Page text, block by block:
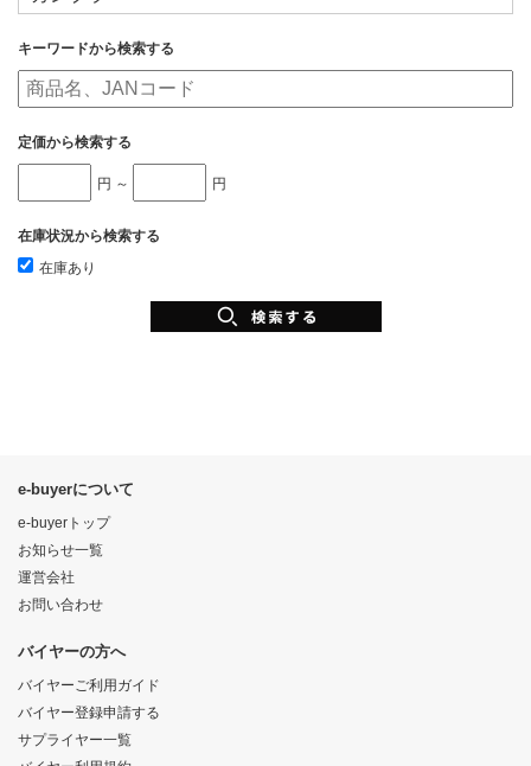
キーワードから検索する
定価から検索する
円 ～ 円
在庫状況から検索する
在庫あり
e-buyerについて
e-buyerトップ
お知らせ一覧
運営会社
お問い合わせ
バイヤーの方へ
バイヤーご利用ガイド
バイヤー登録申請する
サプライヤー一覧